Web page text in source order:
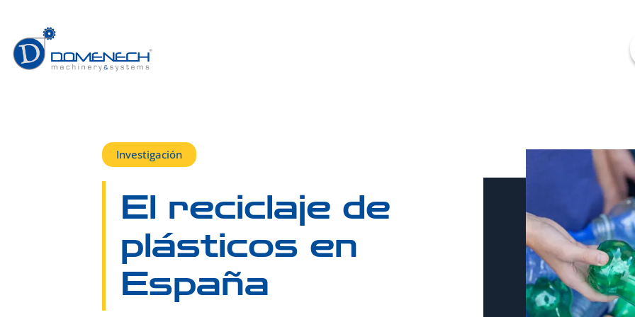
Investigación
El reciclaje de
plásticos en
España